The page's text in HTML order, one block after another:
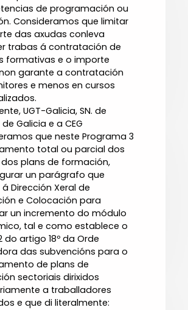
de programación ou
Consideramos que limitar
das axudas conleva
trabas á contratación de
formativas e o importe
garante a contratación
e menos en cursos
UGT-Galicia, SN. de
de Galicia e a CEG
que neste Programa 3
total ou parcial dos
plans de formación,
un parágrafo que
Dirección Xeral de
e Colocación para
un incremento do módulo
tal e como establece o
do artigo 18º da Orde
das subvencións para o
de plans de
sectoriais dirixidos
a traballadores
e que di literalmente: